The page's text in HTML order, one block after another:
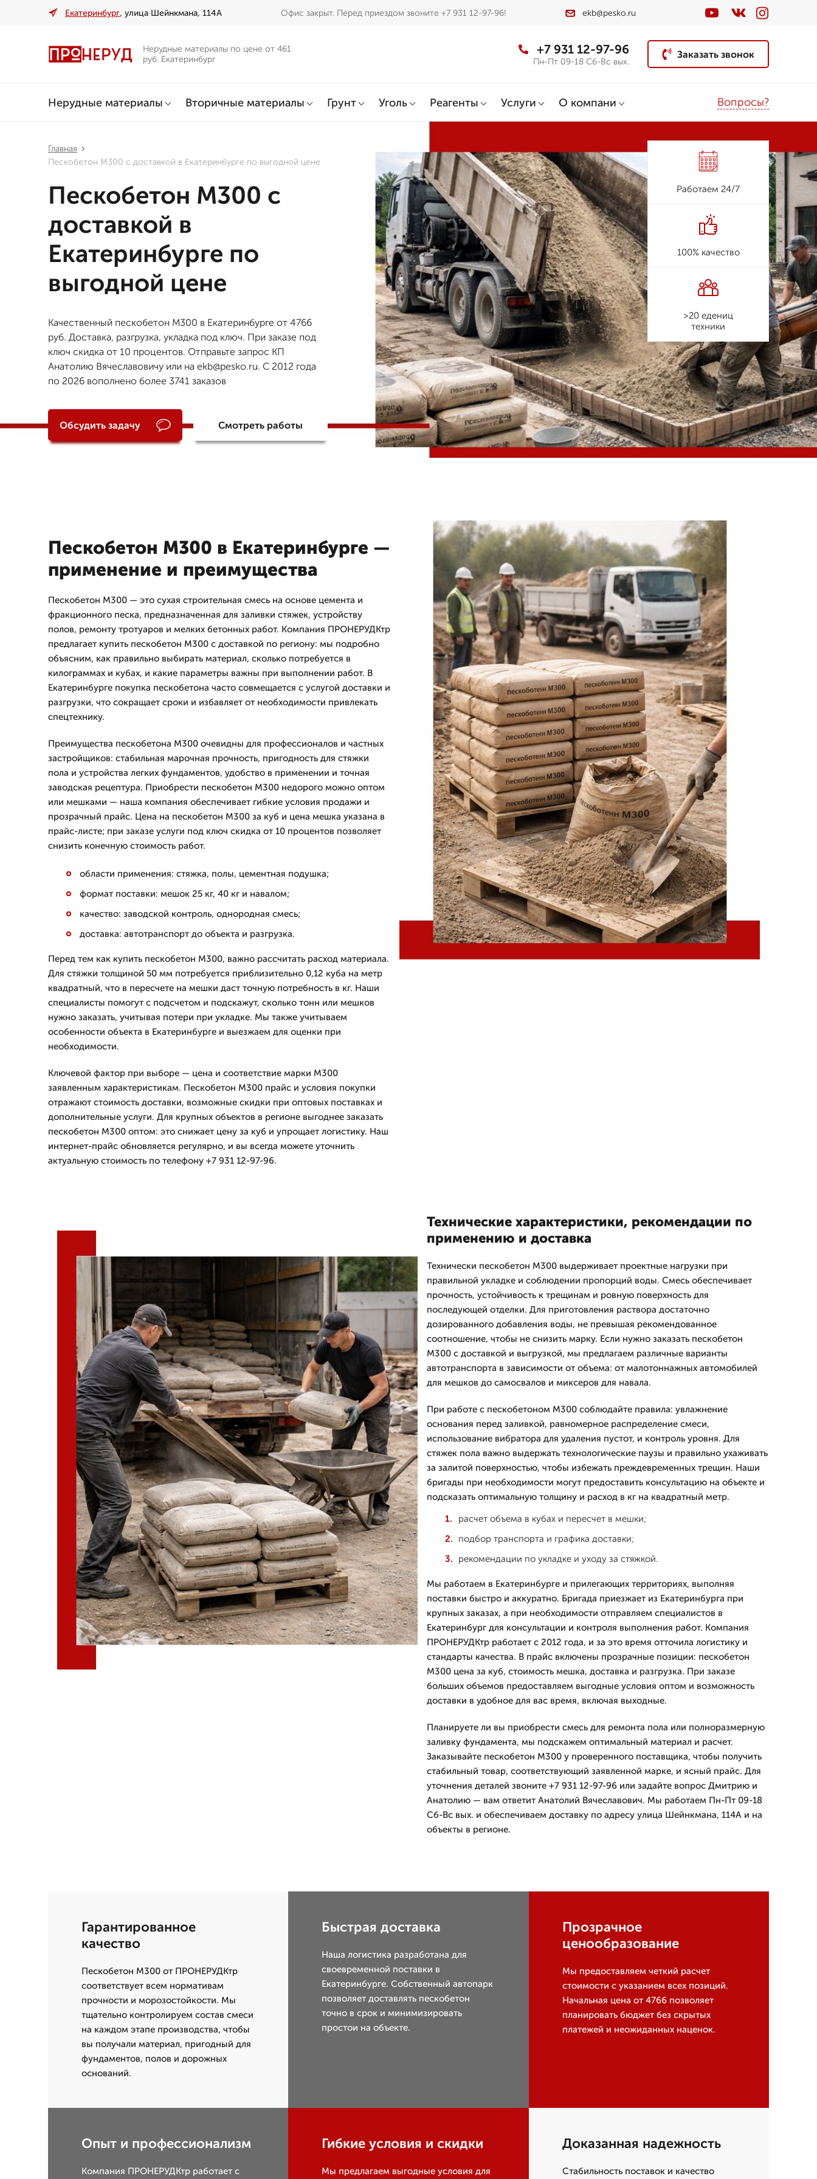
Екатеринбург, улица Шейнкмана, 114А Офис закрыт. Перед приездом звоните +7 931 12-97-96! ekb@pesko.ru
Нерудные материалы по цене от 461
руб. Екатеринбург
+7 931 12-97-96
Пн-Пт 09-18 Сб-Вс вых.
Заказать звонок
Нерудные материалы Вторичные материалы Грунт Уголь Реагенты Услуги О компани Вопросы?
Главная
Пескобетон М300 с доставкой в Екатеринбурге по выгодной цене
Пескобетон М300 с
доставкой в
Екатеринбурге по
выгодной цене
Качественный пескобетон М300 в Екатеринбурге от 4766
руб. Доставка, разгрузка, укладка под ключ. При заказе под
ключ скидка от 10 процентов. Отправьте запрос КП
Анатолию Вячеславовичу или на ekb@pesko.ru. С 2012 года
по 2026 вополнено более 3741 заказов
Обсудить задачу Смотреть работы
Работаем 24/7
100% качество
>20 едениц
техники
Пескобетон М300 в Екатеринбурге —
применение и преимущества
Пескобетон М300 — это сухая строительная смесь на основе цемента и
фракционного песка, предназначенная для заливки стяжек, устройству
полов, ремонту тротуаров и мелких бетонных работ. Компания ПРОНЕРУДКтр
предлагает купить пескобетон М300 с доставкой по региону: мы подробно
объясним, как правильно выбирать материал, сколько потребуется в
килограммах и кубах, и какие параметры важны при выполнении работ. В
Екатеринбурге покупка пескобетона часто совмещается с услугой доставки и
разгрузки, что сокращает сроки и избавляет от необходимости привлекать
спецтехнику.
Преимущества пескобетона М300 очевидны для профессионалов и частных
застройщиков: стабильная марочная прочность, пригодность для стяжки
пола и устройства легких фундаментов, удобство в применении и точная
заводская рецептура. Приобрести пескобетон М300 недорого можно оптом
или мешками — наша компания обеспечивает гибкие условия продажи и
прозрачный прайс. Цена на пескобетон М300 за куб и цена мешка указана в
прайс-листе; при заказе услуги под ключ скидка от 10 процентов позволяет
снизить конечную стоимость работ.
области применения: стяжка, полы, цементная подушка;
формат поставки: мешок 25 кг, 40 кг и навалом;
качество: заводской контроль, однородная смесь;
доставка: автотранспорт до объекта и разгрузка.
Перед тем как купить пескобетон М300, важно рассчитать расход материала.
Для стяжки толщиной 50 мм потребуется приблизительно 0,12 куба на метр
квадратный, что в пересчете на мешки даст точную потребность в кг. Наши
специалисты помогут с подсчетом и подскажут, сколько тонн или мешков
нужно заказать, учитывая потери при укладке. Мы также учитываем
особенности объекта в Екатеринбурге и выезжаем для оценки при
необходимости.
Ключевой фактор при выборе — цена и соответствие марки M300
заявленным характеристикам. Пескобетон М300 прайс и условия покупки
отражают стоимость доставки, возможные скидки при оптовых поставках и
дополнительные услуги. Для крупных объектов в регионе выгоднее заказать
пескобетон М300 оптом: это снижает цену за куб и упрощает логистику. Наш
интернет-прайс обновляется регулярно, и вы всегда можете уточнить
актуальную стоимость по телефону +7 931 12-97-96.
Технические характеристики, рекомендации по
применению и доставка
Технически пескобетон М300 выдерживает проектные нагрузки при
правильной укладке и соблюдении пропорций воды. Смесь обеспечивает
прочность, устойчивость к трещинам и ровную поверхность для
последующей отделки. Для приготовления раствора достаточно
дозированного добавления воды, не превышая рекомендованное
соотношение, чтобы не снизить марку. Если нужно заказать пескобетон
М300 с доставкой и выгрузкой, мы предлагаем различные варианты
автотранспорта в зависимости от объема: от малотоннажных автомобилей
для мешков до самосвалов и миксеров для навала.
При работе с пескобетоном М300 соблюдайте правила: увлажнение
основания перед заливкой, равномерное распределение смеси,
использование вибратора для удаления пустот, и контроль уровня. Для
стяжек пола важно выдержать технологические паузы и правильно ухаживать
за залитой поверхностью, чтобы избежать преждевременных трещин. Наши
бригады при необходимости могут предоставить консультацию на объекте и
подсказать оптимальную толщину и расход в кг на квадратный метр.
расчет объема в кубах и пересчет в мешки;
подбор транспорта и графика доставки;
рекомендации по укладке и уходу за стяжкой.
Мы работаем в Екатеринбурге и прилегающих территориях, выполняя
поставки быстро и аккуратно. Бригада приезжает из Екатеринбурга при
крупных заказах, а при необходимости отправляем специалистов в
Екатеринбург для консультации и контроля выполнения работ. Компания
ПРОНЕРУДКтр работает с 2012 года, и за это время отточила логистику и
стандарты качества. В прайс включены прозрачные позиции: пескобетон
М300 цена за куб, стоимость мешка, доставка и разгрузка. При заказе
больших объемов предоставляем выгодные условия оптом и возможность
доставки в удобное для вас время, включая выходные.
Планируете ли вы приобрести смесь для ремонта пола или полноразмерную
заливку фундамента, мы подскажем оптимальный материал и расчет.
Заказывайте пескобетон М300 у проверенного поставщика, чтобы получить
стабильный товар, соответствующий заявленной марке, и ясный прайс. Для
уточнения деталей звоните +7 931 12-97-96 или задайте вопрос Дмитрию и
Анатолию — вам ответит Анатолий Вячеславович. Мы работаем Пн-Пт 09-18
Сб-Вс вых. и обеспечиваем доставку по адресу улица Шейнкмана, 114А и на
объекты в регионе.
Гарантированное
качество
Пескобетон М300 от ПРОНЕРУДКтр
соответствует всем нормативам
прочности и морозостойкости. Мы
тщательно контролируем состав смеси
на каждом этапе производства, чтобы
вы получали материал, пригодный для
фундаментов, полов и дорожных
оснований.
Быстрая доставка
Наша логистика разработана для
своевременной поставки в
Екатеринбурге. Собственный автопарк
позволяет доставлять пескобетон
точно в срок и минимизировать
простои на объекте.
Прозрачное
ценообразование
Мы предоставляем четкий расчет
стоимости с указанием всех позиций.
Начальная цена от 4766 позволяет
планировать бюджет без скрытых
платежей и неожиданных наценок.
Опыт и профессионализм
Компания ПРОНЕРУДКтр работает с
Гибкие условия и скидки
Мы предлагаем выгодные условия для
Доказанная надежность
Стабильность поставок и качество